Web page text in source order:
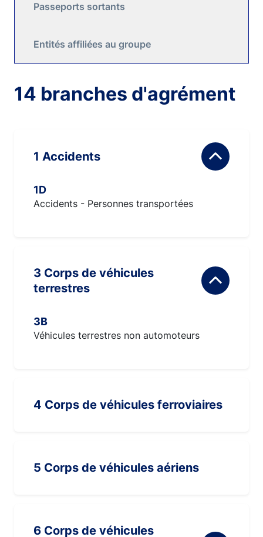
Passeports sortants
Entités affiliées au groupe
14 branches d'agrément
1 Accidents
1D
Accidents - Personnes transportées
3 Corps de véhicules
terrestres
3B
Véhicules terrestres non automoteurs
4 Corps de véhicules ferroviaires
5 Corps de véhicules aériens
6 Corps de véhicules